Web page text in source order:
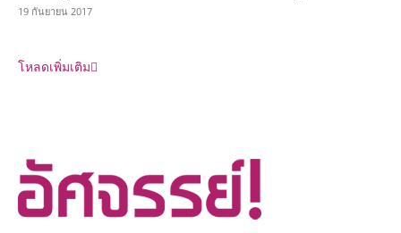
19 กันยายน 2017
โหลดเพิ่มเติม